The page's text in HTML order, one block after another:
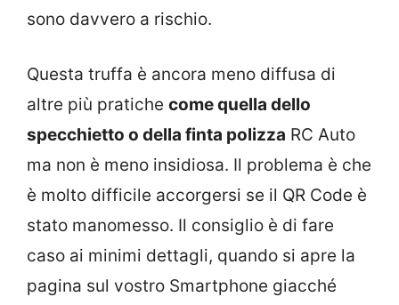
sono davvero a rischio.
Questa truffa è ancora meno diffusa di
altre più pratiche come quella dello
specchietto o della finta polizza RC Auto
ma non è meno insidiosa. Il problema è che
è molto difficile accorgersi se il QR Code è
stato manomesso. Il consiglio è di fare
caso ai minimi dettagli, quando si apre la
pagina sul vostro Smartphone giacché